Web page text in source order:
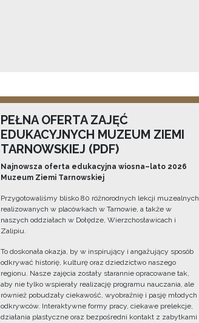
PEŁNA OFERTA ZAJĘĆ
EDUKACYJNYCH MUZEUM ZIEMI
TARNOWSKIEJ (PDF)
Najnowsza oferta edukacyjna wiosna–lato 2026
Muzeum Ziemi Tarnowskiej
Przygotowaliśmy blisko 80 różnorodnych lekcji muzealnych
realizowanych w placówkach w Tarnowie, a także w
naszych oddziałach w Dołędze, Wierzchosławicach i
Zalipiu.
To doskonała okazja, by w inspirujący i angażujący sposób
odkrywać historię, kulturę oraz dziedzictwo naszego
regionu. Nasze zajęcia zostały starannie opracowane tak,
aby nie tylko wspierały realizację programu nauczania, ale
również pobudzały ciekawość, wyobraźnię i pasję młodych
odkrywców. Interaktywne formy pracy, ciekawe prelekcje,
działania plastyczne oraz bezpośredni kontakt z zabytkami